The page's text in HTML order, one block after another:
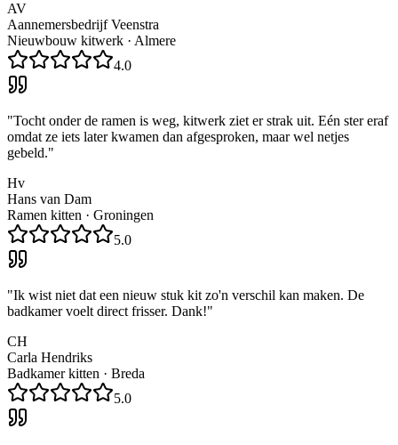
AV
Aannemersbedrijf Veenstra
Nieuwbouw kitwerk · Almere
4.0
"Tocht onder de ramen is weg, kitwerk ziet er strak uit. Eén ster eraf
omdat ze iets later kwamen dan afgesproken, maar wel netjes
gebeld."
Hv
Hans van Dam
Ramen kitten · Groningen
5.0
"Ik wist niet dat een nieuw stuk kit zo'n verschil kan maken. De
badkamer voelt direct frisser. Dank!"
CH
Carla Hendriks
Badkamer kitten · Breda
5.0